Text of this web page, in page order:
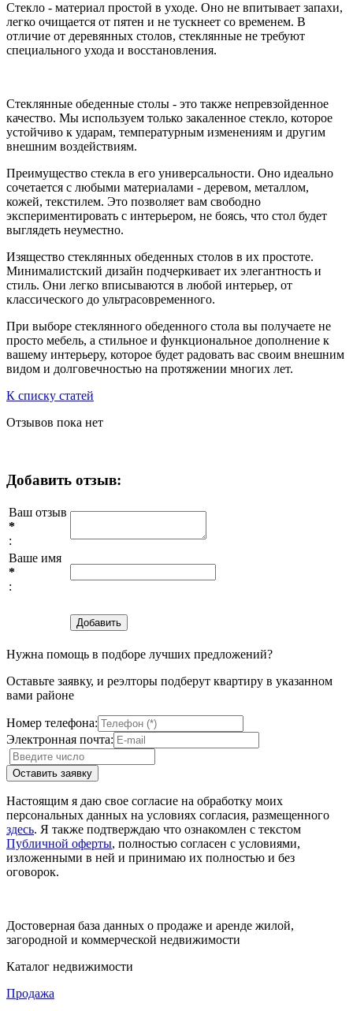
Стекло - материал простой в уходе. Оно не впитывает запахи,
легко очищается от пятен и не тускнеет со временем. В
отличие от деревянных столов, стеклянные не требуют
специального ухода и восстановления.
Стеклянные обеденные столы - это также непревзойденное
качество. Мы используем только закаленное стекло, которое
устойчиво к ударам, температурным изменениям и другим
внешним воздействиям.
Преимущество стекла в его универсальности. Оно идеально
сочетается с любыми материалами - деревом, металлом,
кожей, текстилем. Это позволяет вам свободно
экспериментировать с интерьером, не боясь, что стол будет
выглядеть неуместно.
Изящество стеклянных обеденных столов в их простоте.
Минималистский дизайн подчеркивает их элегантность и
стиль. Они легко вписываются в любой интерьер, от
классического до ультрасовременного.
При выборе стеклянного обеденного стола вы получаете не
просто мебель, а стильное и функциональное дополнение к
вашему интерьеру, которое будет радовать вас своим внешним
видом и долговечностью на протяжении многих лет.
К списку статей
Отзывов пока нет
Добавить отзыв:
Ваш отзыв
*
:
Ваше имя
*
:
Нужна помощь в подборе лучших предложений?
Оставьте заявку, и реэлторы подберут квартиру в указанном
вами районе
Номер телефона:
Электронная почта:
Настоящим я даю свое согласие на обработку моих
персональных данных на условиях согласия, размещенного
здесь. Я также подтверждаю что ознакомлен с текстом
Публичной оферты, полностью согласен с условиями,
изложенными в ней и принимаю их полностью и без
оговорок.
Достоверная база данных о продаже и аренде жилой,
загородной и коммерческой недвижимости
Каталог недвижимости
Продажа